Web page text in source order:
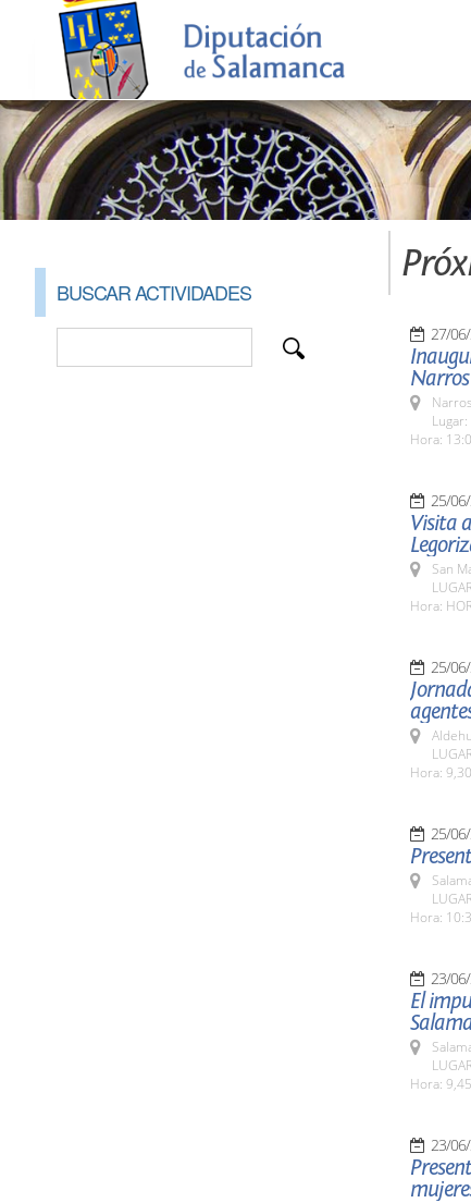
BUSCAR ACTIVIDADES
27/
Lugar:
Hora:
25/
Visita
San
Hora:
25/
Hora:
25/
Hora:
23/
El
Hora:
23/